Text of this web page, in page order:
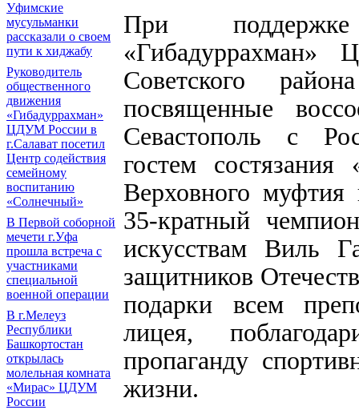
Уфимские
мусульманки
рассказали о своем
пути к хиджабу
Руководитель
общественного
движения
«Гибадуррахман»
ЦДУМ России в
г.Салават посетил
Центр содействия
семейному
воспитанию
«Солнечный»
В Первой соборной
мечети г.Уфа
прошла встреча с
участниками
специальной
военной операции
В г.Мелеуз
Республики
Башкортостан
открылась
молельная комната
«Мирас» ЦДУМ
России
При
Советского
посвященные
Севастополь с
гостем
Верховного муфтия
35-кратный
искусствам Виль
защитников
подарки всем
лицея,
пропаганду
жизни.